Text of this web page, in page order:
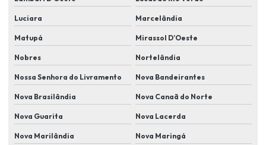
Instalação de segurança eletrônica cftv
Instalação de sensores de abertura de portas e janelas
Instalação de sensores antiesmagamento em portões automáticos
Instalação de sensores de movimento
Instalação de sensores de presença e iluminação automatizada
Luciara Marcelândia
Matupá Mirassol D’Oeste
Nobres Nortelândia
Nossa Senhora do Livramento Nova Bandeirantes
Nova Brasilândia Nova Canaã do Norte
Nova Guarita Nova Lacerda
Nova Marilândia Nova Maringá